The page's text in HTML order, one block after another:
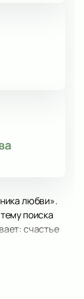
любви».
поиска
счастье